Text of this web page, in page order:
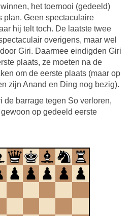
het toernooi (gedeeld)
plan. Geen spectaculaire
hij telt toch. De laatste twee
overigens, maar wel
Giri. Daarmee eindigden Giri
plaats, ze moeten na de
om de eerste plaats (maar op
zijn Anand en Ding nog bezig).
de barrage tegen So verloren,
op gedeeld eerste